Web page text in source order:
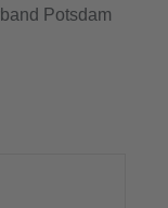
Potsdam